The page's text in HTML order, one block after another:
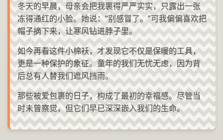
冬天的早晨，母亲会把我裹得严严实实，只露出一张
冻得通红的小脸。她说：“别感冒了。”可我偏偏喜欢把
帽子摘下来，让寒风钻进脖子里。
如今再看这件小棉袄，才发现它不仅是保暖的工具，
更是一种保护的象征。童年的我们无忧无虑，因为背
后总有人替我们遮风挡雨。
那些被爱包裹的日子，构成了最初的幸福感。尽管当
时未曾察觉，但它们早已深深嵌入我们的生命。